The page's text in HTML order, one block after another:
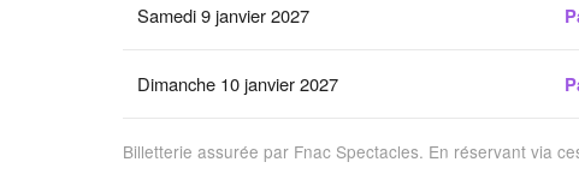
Samedi 9 janvier 2027
Dimanche 10 janvier 2027
Billetterie assurée par Fnac Spectacles. En réservant via